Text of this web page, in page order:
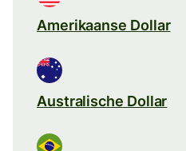
Amerikaanse Dollar
Australische Dollar